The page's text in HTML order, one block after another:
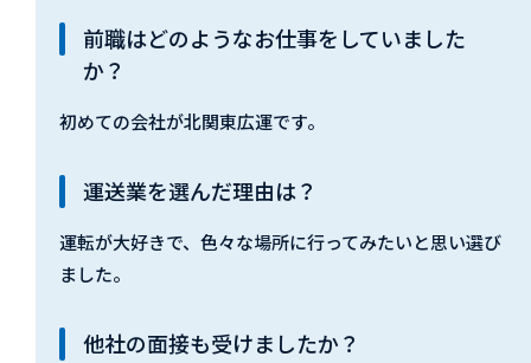
前職はどのようなお仕事をしていました
か？
初めての会社が北関東広運です。
運送業を選んだ理由は？
運転が大好きで、色々な場所に行ってみたいと思い選び
ました。
他社の面接も受けましたか？